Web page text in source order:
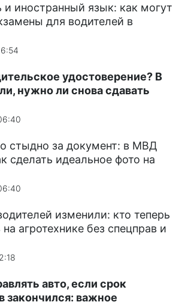
и иностранный язык: как могут
для водителей в
удостоверение? В
нужно ли снова сдавать
стыдно за документ: в МВД
сделать идеальное фото на
изменили: кто теперь
агротехнике без спецправ и
авто, если срок
закончился: важное